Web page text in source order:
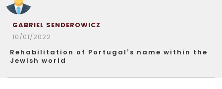
GABRIEL SENDEROWICZ
10/01/2022
Rehabilitation of Portugal’s name within the
Jewish world